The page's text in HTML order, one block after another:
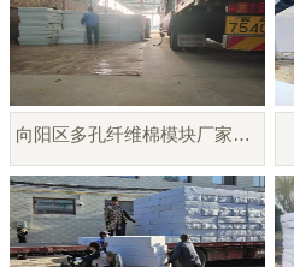
向阳区多孔纤维棉模块厂家直销